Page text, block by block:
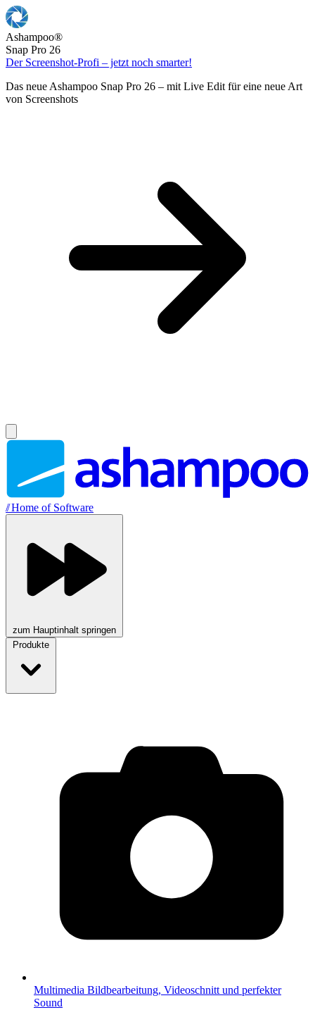
Ashampoo®
Snap Pro 26
Der Screenshot-Profi – jetzt noch smarter!
Das neue Ashampoo Snap Pro 26 – mit Live Edit für eine neue Art
von Screenshots
//Home of Software
zum Hauptinhalt springen
Produkte
Multimedia Bildbearbeitung, Videoschnitt und perfekter
Sound